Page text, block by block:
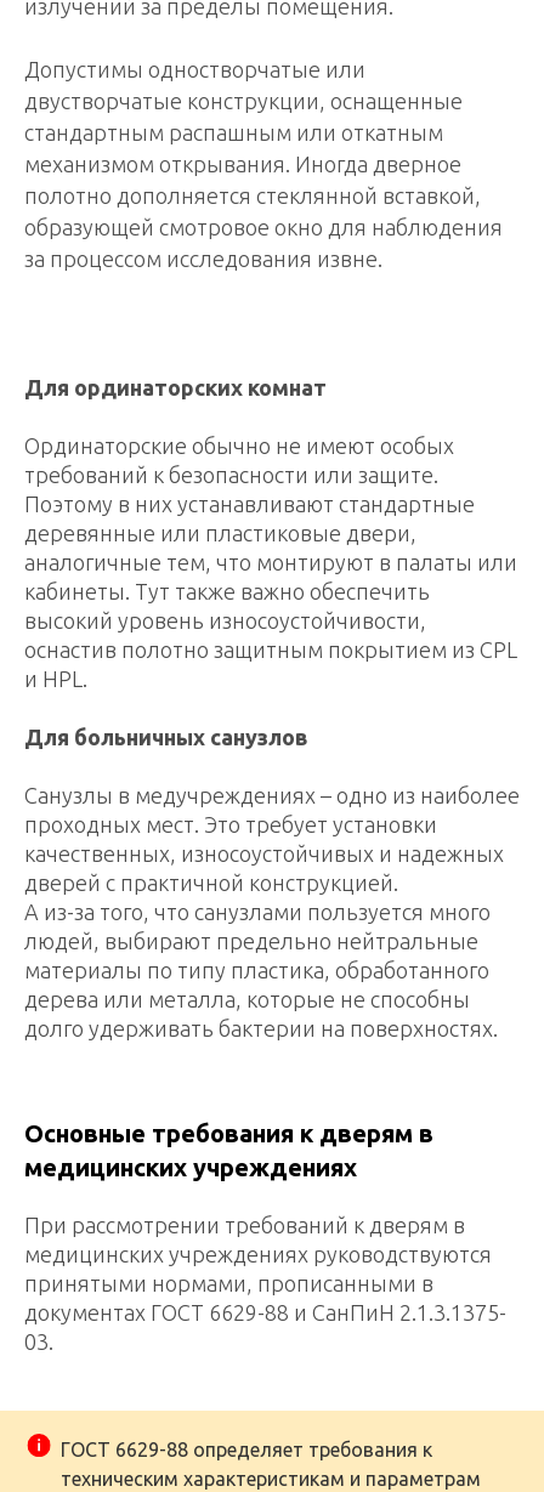
излучений за пределы помещения.
Допустимы одностворчатые или
двустворчатые конструкции, оснащенные
стандартным распашным или откатным
механизмом открывания. Иногда дверное
полотно дополняется стеклянной вставкой,
образующей смотровое окно для наблюдения
за процессом исследования извне.
Для ординаторских комнат
Ординаторские обычно не имеют особых
требований к безопасности или защите.
Поэтому в них устанавливают стандартные
деревянные или пластиковые двери,
аналогичные тем, что монтируют в палаты или
кабинеты. Тут также важно обеспечить
высокий уровень износоустойчивости,
оснастив полотно защитным покрытием из CPL
и HPL.
Для больничных санузлов
Санузлы в медучреждениях – одно из наиболее
проходных мест. Это требует установки
качественных, износоустойчивых и надежных
дверей с практичной конструкцией.
А из-за того, что санузлами пользуется много
людей, выбирают предельно нейтральные
материалы по типу пластика, обработанного
дерева или металла, которые не способны
долго удерживать бактерии на поверхностях.
Основные требования к дверям в
медицинских учреждениях
При рассмотрении требований к дверям в
медицинских учреждениях руководствуются
принятыми нормами, прописанными в
документах ГОСТ 6629-88 и СанПиН 2.1.3.1375-
03.
ГОСТ 6629-88 определяет требования к
техническим характеристикам и параметрам